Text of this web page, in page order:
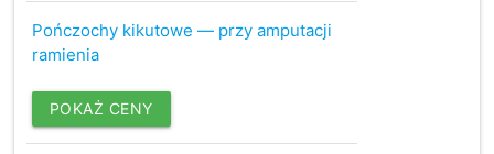
Pończochy kikutowe — przy amputacji
ramienia
POKAŻ CENY